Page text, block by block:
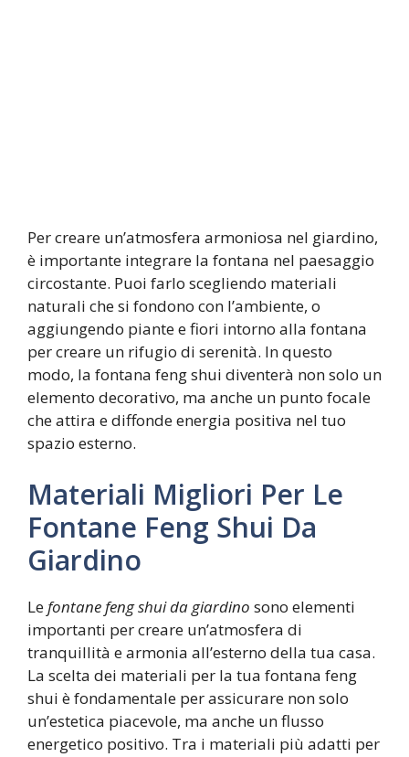
Per creare un’atmosfera armoniosa nel giardino,
è importante integrare la fontana nel paesaggio
circostante. Puoi farlo scegliendo materiali
naturali che si fondono con l’ambiente, o
aggiungendo piante e fiori intorno alla fontana
per creare un rifugio di serenità. In questo
modo, la fontana feng shui diventerà non solo un
elemento decorativo, ma anche un punto focale
che attira e diffonde energia positiva nel tuo
spazio esterno.
Materiali Migliori Per Le
Fontane Feng Shui Da
Giardino
Le fontane feng shui da giardino sono elementi
importanti per creare un’atmosfera di
tranquillità e armonia all’esterno della tua casa.
La scelta dei materiali per la tua fontana feng
shui è fondamentale per assicurare non solo
un’estetica piacevole, ma anche un flusso
energetico positivo. Tra i materiali più adatti per